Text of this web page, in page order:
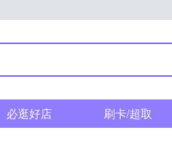
必逛好店 刷卡/超取